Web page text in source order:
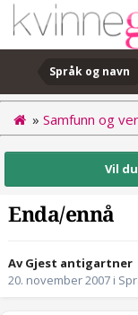
Språk og navn
» Samfunn og
Vil
Enda/ennå
Av Gjest antigartner
20. november 2007 i